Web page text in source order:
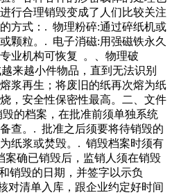
认为，家电“以旧换新”让消费者
需之外，也使废旧家电的回收体
今年月发布的《中国废弃电器电
转移被查封的特种设备的行为，
备安全法》第九十五条第二款的
缴国库。全国能源信息平台联系
朝阳
行合理销毁变成了人们比较关注
方式：. 物理粉碎:通过碎纸机或
颗粒。. 电子消磁:用强磁铁永久
业机构可恢复 。、物理破
来越小件物品，直到无法识别
浆再生；将废旧的纸再次熔为纸
，安全性保密性最高。二、文件
的档案，在批准前须单独系统
查。. 批准之后须要将待销毁的
纸浆或焚毁。. 销毁档案时须有
确已销毁后，监销人须在销毁
销毁的日期，并签字以示负
对清单入库，跟企业约定好时间